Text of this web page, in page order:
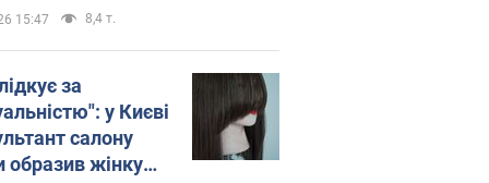
15:47 8,4 т.
за
у Києві
салону
образив жінку